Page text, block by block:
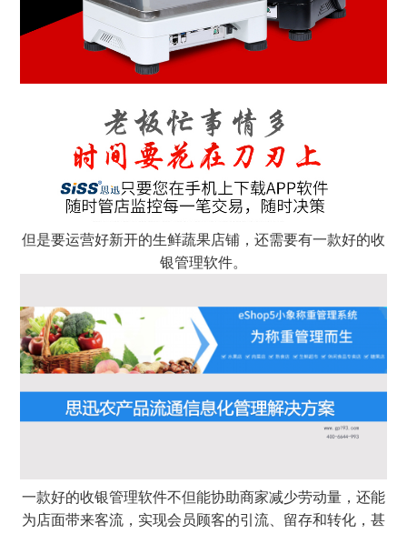
但是要运营好新开的生鲜蔬果店铺，还需要有一款好的收
银管理软件。
一款好的收银管理软件不但能协助商家减少劳动量，还能
为店面带来客流，实现会员顾客的引流、留存和转化，甚